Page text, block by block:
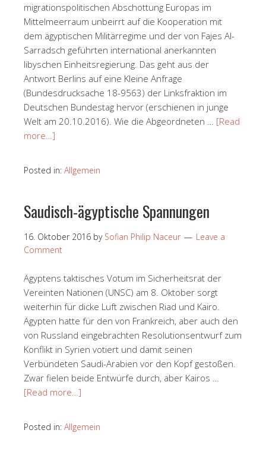
migrationspolitischen Abschottung Europas im
Mittelmeerraum unbeirrt auf die Kooperation mit
dem ägyptischen Militärregime und der von Fajes Al-
Sarradsch geführten international anerkannten
libyschen Einheitsregierung. Das geht aus der
Antwort Berlins auf eine Kleine Anfrage
(Bundesdrucksache 18-9563) der Linksfraktion im
Deutschen Bundestag hervor (erschienen in junge
Welt am 20.10.2016). Wie die Abgeordneten … [Read
more…]
Posted in: Allgemein
Saudisch-ägyptische Spannungen
16. Oktober 2016 by Sofian Philip Naceur
Leave a
Comment
Ägyptens taktisches Votum im Sicherheitsrat der
Vereinten Nationen (UNSC) am 8. Oktober sorgt
weiterhin für dicke Luft zwischen Riad und Kairo.
Ägypten hatte für den von Frankreich, aber auch den
von Russland eingebrachten Resolutionsentwurf zum
Konflikt in Syrien votiert und damit seinen
Verbündeten Saudi-Arabien vor den Kopf gestoßen.
Zwar fielen beide Entwürfe durch, aber Kairos …
[Read more…]
Posted in: Allgemein